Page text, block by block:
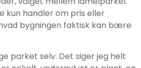
kun handler om pris eller
bygningen faktisk kan bære
parket selv. Det siger jeg helt